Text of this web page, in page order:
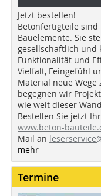
Jetzt bestellen!
Betonfertigteile sind
Bauelemente. Sie
gesellschaftlich und
Funktionalität und
Vielfalt, Feingefühl
Material neue Wege
begegnen wir
wie weit dieser
Bestellen Sie jetzt
www.beton-
Mail an
mehr
Termine